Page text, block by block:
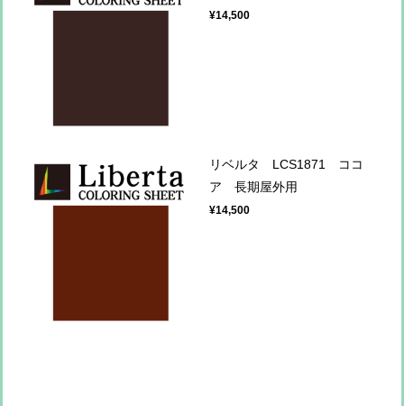
¥14,500
リベルタ LCS1871 ココ
ア 長期屋外用
¥14,500